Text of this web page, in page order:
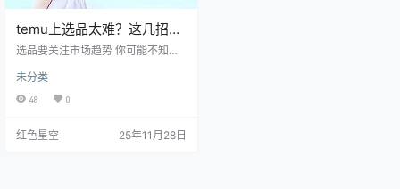
temu上选品太难？这几招教
你轻松搞定！
选品要关注市场趋势 你可能不知
趋势。想想你自己，平时你关注哪
些商品，或是在社交平台上看到的
比如，今年冬天，大家开始关注环
未分类
48 0
红色星空 25年11月28日